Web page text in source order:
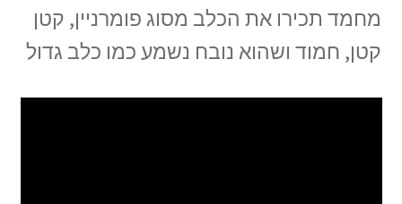
מחמד תכירו את הכלב מסוג פומרניין, קטן
קטן, חמוד ושהוא נובח נשמע כמו כלב גדול